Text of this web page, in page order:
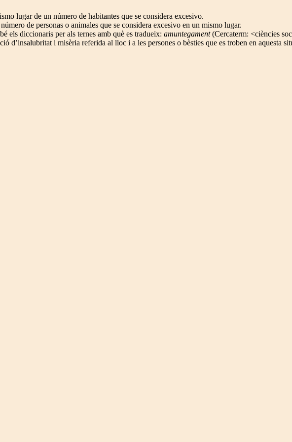
lugar de un número de habitantes que se considera excesivo.
de personas o animales que se considera excesivo en un mismo lugar.
els diccionaris per als ternes amb què es tradueix: amuntegament(Cercaterm: <ciències
d’insalubritat i misèria referida al lloc i a les persones o bèsties que es troben en aquesta